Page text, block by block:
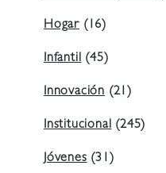
Hogar (16)
Infantil(45)
Innovación (21)
Institucional(245)
Jóvenes(31)